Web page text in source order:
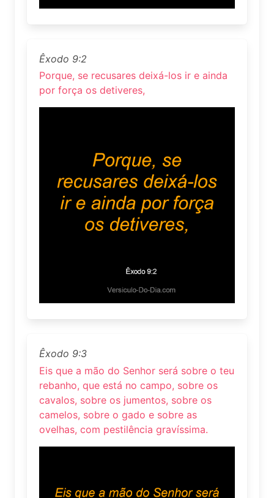
Êxodo 9:2
Porque, se recusares deixá-los ir e ainda
por força os detiveres,
Êxodo 9:3
Eis que a mão do Senhor será sobre o teu
rebanho, que está no campo, sobre os
cavalos, sobre os jumentos, sobre os
camelos, sobre o gado e sobre as
ovelhas, com pestilência gravíssima.